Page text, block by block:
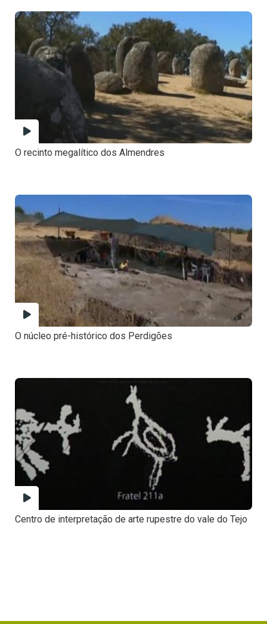
O recinto megalítico dos Almendres
O núcleo pré-histórico dos Perdigões
Centro de interpretação de arte rupestre do vale do Tejo